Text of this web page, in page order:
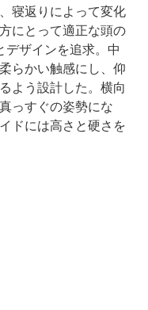
寝返りによって変化
にとって適正な頭の
デザインを追求。中
らかい触感にし、仰
よう設計した。横向
っすぐの姿勢にな
ドには高さと硬さを